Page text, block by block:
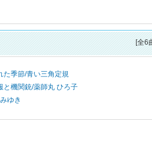
[全6
た季節/青い三角定規
と機関銃/薬師丸 ひろ子
ゆき